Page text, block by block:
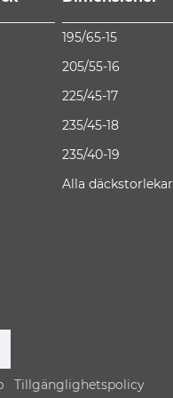
195/65-15
205/55-16
225/45-17
235/45-18
235/40-19
Alla däckstorlekar
Tillgänglighetspolicy